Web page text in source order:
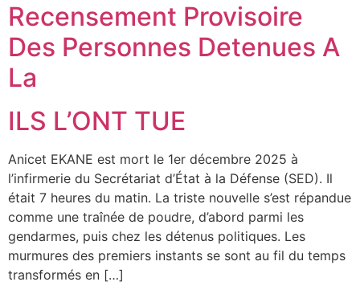
Recensement Provisoire
Des Personnes Detenues A
La
ILS L’ONT TUE
Anicet EKANE est mort le 1er décembre 2025 à
l’infirmerie du Secrétariat d’État à la Défense (SED). Il
était 7 heures du matin. La triste nouvelle s’est répandue
comme une traînée de poudre, d’abord parmi les
gendarmes, puis chez les détenus politiques. Les
murmures des premiers instants se sont au fil du temps
transformés en […]